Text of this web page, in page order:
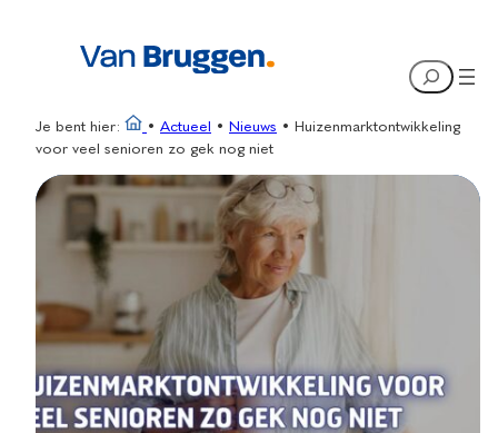
Search
Je bent hier: • Actueel • Nieuws •
Huizenmarktontwikkeling
voor veel senioren zo gek nog niet